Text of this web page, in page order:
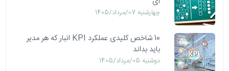
چهارشنبه 07/مرداد/1405
10 شاخص کلیدی عملکرد KPI انبار که هر مدیر
باید بداند
دوشنبه 05/مرداد/1405